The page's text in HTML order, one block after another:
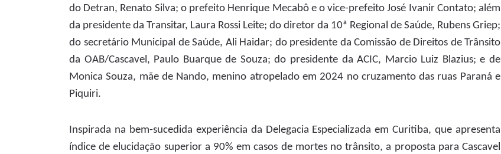
do Detran, Renato Silva; o prefeito Henrique Mecabô e o vice-prefeito José Ivanir Contato; além
da presidente da Transitar, Laura Rossi Leite; do diretor da 10ª Regional de Saúde, Rubens Griep;
do secretário Municipal de Saúde, Ali Haidar; do presidente da Comissão de Direitos de Trânsito
da OAB/Cascavel, Paulo Buarque de Souza; do presidente da ACIC, Marcio Luiz Blazius; e de
Monica Souza, mãe de Nando, menino atropelado em 2024 no cruzamento das ruas Paraná e
Piquiri.
Inspirada na bem-sucedida experiência da Delegacia Especializada em Curitiba, que apresenta
índice de elucidação superior a 90% em casos de mortes no trânsito, a proposta para Cascavel